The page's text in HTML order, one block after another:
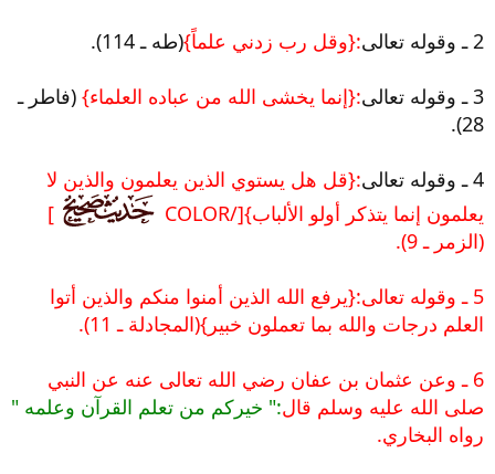
2 ـ وقوله تعالى :{وقل رب زدني علماً}(طه ـ 114).
3 ـ وقوله تعالى :{إنما يخشى الله من عباده العلماء} (فاطر ـ
28).
4 ـ وقوله تعالى
:{قل هل يستوي الذين يعلمون والذين لا
يعلمون إنما يتذكر أولو الألباب}[/COLOR
]
(الزمر ـ 9).
5 ـ وقوله تعالى
:{يرفع الله الذين أمنوا منكم والذين أتوا
العلم درجات والله بما تعملون خبير}(المجادلة ـ 11).
6 ـ وعن عثمان بن عفان رضي الله تعالى عنه عن النبي
صلى الله عليه وسلم قال:" خيركم من تعلم القرآن وعلمه "
رواه البخاري.